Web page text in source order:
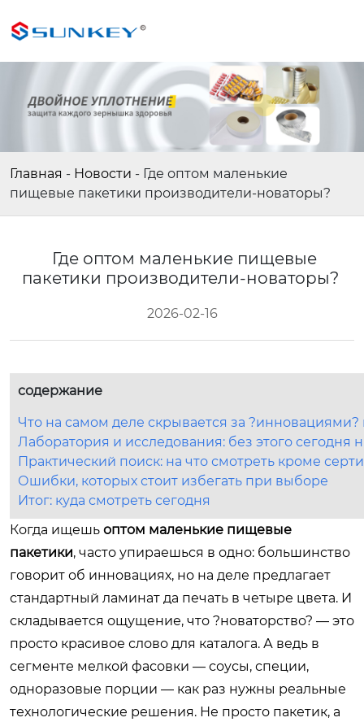
Главная - Новости - Где оптом маленькие
пищевые пакетики производители-новаторы?
Где оптом маленькие пищевые
пакетики производители-новаторы?
2026-02-16
содержание
Что на самом деле скрывается за ?инновациями?
Лаборатория и исследования: без этого сегодня
Практический поиск: на что смотреть кроме
Ошибки, которых стоит избегать при выборе
Итог: куда смотреть сегодня
Когда ищешь оптом маленькие пищевые
пакетики, часто упираешься в одно: большинство
говорит об инновациях, но на деле предлагает
стандартный ламинат да печать в четыре цвета. И
складывается ощущение, что ?новаторство? — это
просто красивое слово для каталога. А ведь в
сегменте мелкой фасовки — соусы, специи,
одноразовые порции — как раз нужны реальные
технологические решения. Не просто пакетик, а